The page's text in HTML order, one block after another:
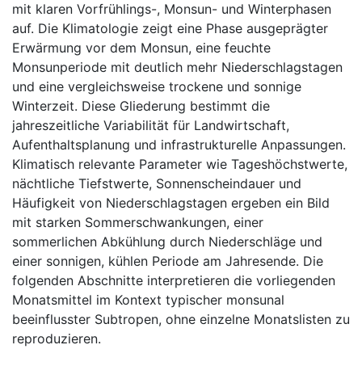
mit klaren Vorfrühlings-, Monsun- und Winterphasen
auf. Die Klimatologie zeigt eine Phase ausgeprägter
Erwärmung vor dem Monsun, eine feuchte
Monsunperiode mit deutlich mehr Niederschlagstagen
und eine vergleichsweise trockene und sonnige
Winterzeit. Diese Gliederung bestimmt die
jahreszeitliche Variabilität für Landwirtschaft,
Aufenthaltsplanung und infrastrukturelle Anpassungen.
Klimatisch relevante Parameter wie Tageshöchstwerte,
nächtliche Tiefstwerte, Sonnenscheindauer und
Häufigkeit von Niederschlagstagen ergeben ein Bild
mit starken Sommerschwankungen, einer
sommerlichen Abkühlung durch Niederschläge und
einer sonnigen, kühlen Periode am Jahresende. Die
folgenden Abschnitte interpretieren die vorliegenden
Monatsmittel im Kontext typischer monsunal
beeinflusster Subtropen, ohne einzelne Monatslisten zu
reproduzieren.